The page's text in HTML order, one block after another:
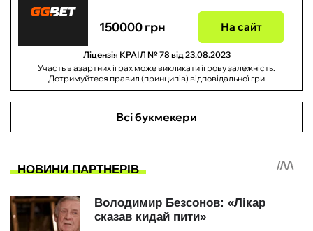
150000 грн На сайт
Ліцензія КРАІЛ № 78 від 23.08.2023
Участь в азартних іграх може викликати ігрову залежність.
Дотримуйтеся правил (принципів) відповідальної гри
Всі букмекери